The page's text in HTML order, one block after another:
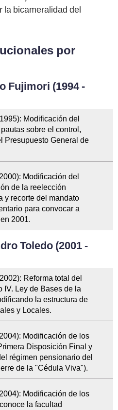
la bicameralidad del
por
Fujimori (1994 -
Modificación del
sobre el control,
Presupuesto General de
Modificación del
de la reelección
y recorte del mandato
para convocar a
2001.
Toledo (2001 -
Reforma total del
IV. Ley de Bases de la
la estructura de
y Locales.
Modificación de los
Disposición Final y
régimen pensionario del
de la "Cédula Viva").
Modificación de los
la facultad